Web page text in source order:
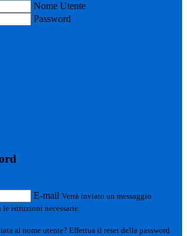
Nome Utente
Password
E-mail Verrà inviato un messaggio
istruzioni necessarie.
al nome utente? Effettua il reset della password